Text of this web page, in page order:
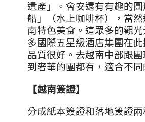
遺產」。會安還有有趣的
船」（水上咖啡杯），當
南特色美食。這眾多的觀
多國際五星級酒店集團在
品質很好。去越南中部跟
到奢華的團都有，適合不同
【越南簽證】
分成紙本簽證和落地簽證兩